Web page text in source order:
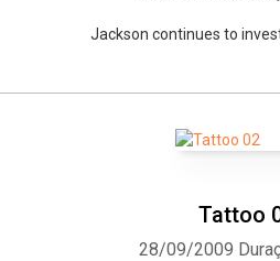
Jackson continues to
Tattoo
28/09/2009